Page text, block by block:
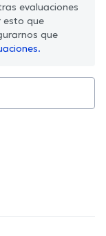
evaluaciones
esto que
que